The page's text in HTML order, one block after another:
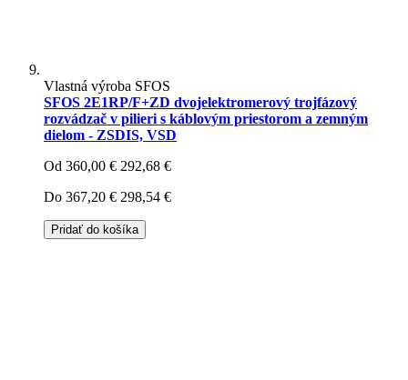
Vlastná výroba SFOS
SFOS 2E1RP/F+ZD dvojelektromerový trojfázový
rozvádzač v pilieri s káblovým priestorom a zemným
dielom - ZSDIS, VSD
Od 360,00 € 292,68 €
Do 367,20 € 298,54 €
Pridať do košíka